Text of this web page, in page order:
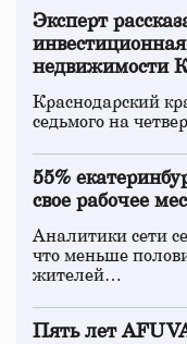
Эксперт
недвижимости
Краснодарский
седьмого на
55%
свое рабочее
Аналитики сети
что меньше
жителей…
Пять лет